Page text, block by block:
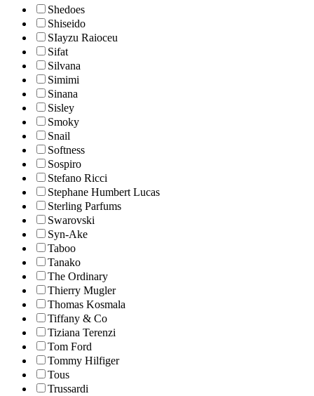
Shedoes
Shiseido
SIayzu Raioceu
Sifat
Silvana
Simimi
Sinana
Sisley
Smoky
Snail
Softness
Sospiro
Stefano Ricci
Stephane Humbert Lucas
Sterling Parfums
Swarovski
Syn-Ake
Taboo
Tanako
The Ordinary
Thierry Mugler
Thomas Kosmala
Tiffany & Co
Tiziana Terenzi
Tom Ford
Tommy Hilfiger
Tous
Trussardi